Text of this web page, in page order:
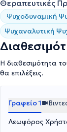
Θεραπευτικές
Ψυχοδυναμική
Ψυχαναλυτική
Η διαθεσιμότητα
θα επιλέξεις.
Γραφείο 1
Λεωφόρος